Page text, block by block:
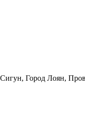
Город Лоян,